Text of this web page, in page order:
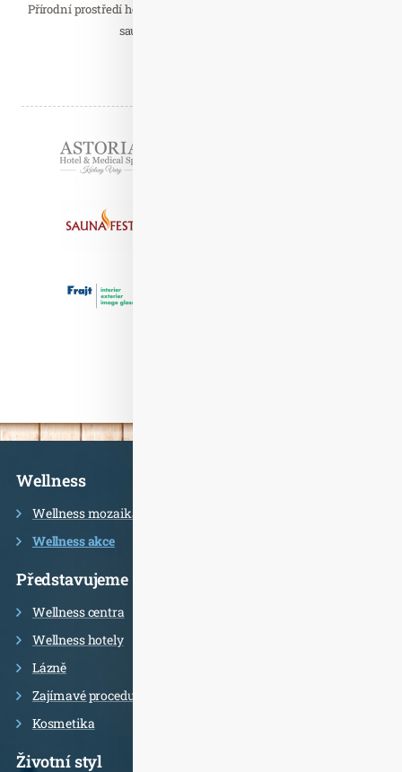
Přírodní prostředí hostivařské pláže v Praze přivítá první setkání
saunérů a nabídne veřejnosti…
Informace
Wellness
Wellness mozaika
Wellness akce
Představujeme
Wellness centra
Wellness hotely
Lázně
Zajímavé procedury
Kosmetika
Životní styl